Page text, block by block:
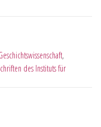
,
des Instituts für